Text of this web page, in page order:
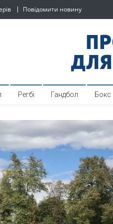
Повідомити новину
спортивний
Регбі Гандбол Бокс